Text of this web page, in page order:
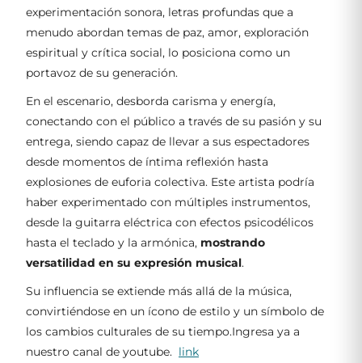
experimentación sonora, letras profundas que a
menudo abordan temas de paz, amor, exploración
espiritual y crítica social, lo posiciona como un
portavoz de su generación.
En el escenario, desborda carisma y energía,
conectando con el público a través de su pasión y su
entrega, siendo capaz de llevar a sus espectadores
desde momentos de íntima reflexión hasta
explosiones de euforia colectiva. Este artista podría
haber experimentado con múltiples instrumentos,
desde la guitarra eléctrica con efectos psicodélicos
hasta el teclado y la armónica, mostrando
versatilidad en su expresión musical.
Su influencia se extiende más allá de la música,
convirtiéndose en un ícono de estilo y un símbolo de
los cambios culturales de su tiempo.Ingresa ya a
nuestro canal de youtube. link